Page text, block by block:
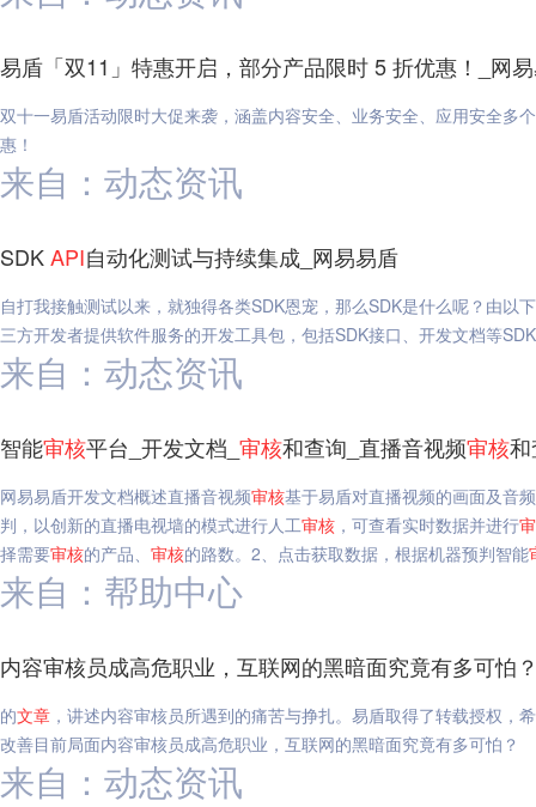
易盾「双11」特惠开启，部分产品限时 5 折优惠！_网
双十一易盾活动限时大促来袭，涵盖内容安全、业务安全、应用安全多
惠！
来自：动态资讯
SDKAPI自动化测试与持续集成_网易易盾
自打我接触测试以来，就独得各类SDK恩宠，那么SDK是什么呢？由
三方开发者提供软件服务的开发工具包，包括SDK接口、开发文档等
来自：动态资讯
智能审核平台_开发文档_ 审核和查询_直播音视频审核
网易易盾开发文档概述直播音视频审核基于易盾对直播视频的画面及音
判，以创新的直播电视墙的模式进行人工审核 ，可查看实时数据并进行
择需要审核的产品、 审核的路数。2、点击获取数据，根据机器预判智能
来自：帮助中心
内容审核员成高危职业，互联网的黑暗面究竟有多可怕
的文章 ，讲述内容审核员所遇到的痛苦与挣扎。易盾取得了转载授权，
改善目前局面内容审核员成高危职业，互联网的黑暗面究竟有多可怕？
来自：动态资讯